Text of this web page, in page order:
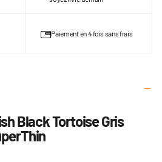
Paiement en 4 fois sans frais
Black Tortoise Gris